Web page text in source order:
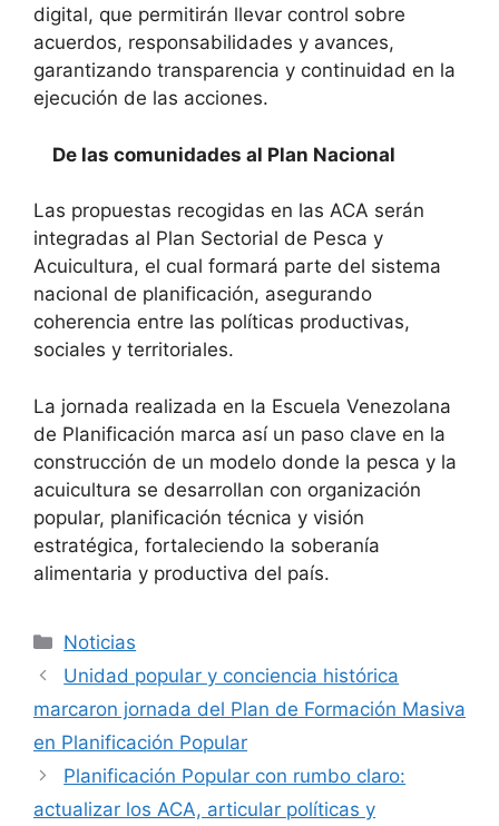
digital, que permitirán llevar control sobre
acuerdos, responsabilidades y avances,
garantizando transparencia y continuidad en la
ejecución de las acciones.
De las comunidades al Plan Nacional
Las propuestas recogidas en las ACA serán
integradas al Plan Sectorial de Pesca y
Acuicultura, el cual formará parte del sistema
nacional de planificación, asegurando
coherencia entre las políticas productivas,
sociales y territoriales.
La jornada realizada en la Escuela Venezolana
de Planificación marca así un paso clave en la
construcción de un modelo donde la pesca y la
acuicultura se desarrollan con organización
popular, planificación técnica y visión
estratégica, fortaleciendo la soberanía
alimentaria y productiva del país.
Noticias
Unidad popular y conciencia histórica
marcaron jornada del Plan de Formación Masiva
en Planificación Popular
Planificación Popular con rumbo claro:
actualizar los ACA, articular políticas y